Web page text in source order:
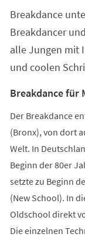
Breakdance
Breakdancer
alle Jungen mit
und coolen
Breakdance für
Der Breakdance
(Bronx), von dort
Welt. In
Beginn der 80er
setzte zu Beginn
(New School). In
Oldschool direkt
Die einzelnen